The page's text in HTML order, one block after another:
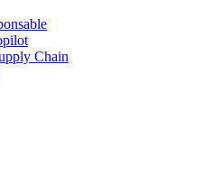
Chain